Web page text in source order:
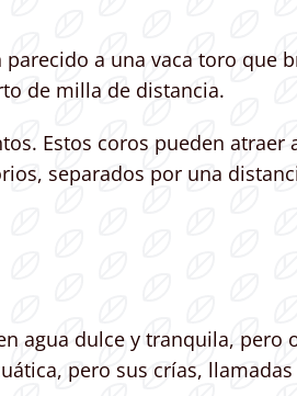
a una vaca toro que
de milla de distancia.
Estos coros pueden
separados por una
agua dulce y tranquila, pero
pero sus crías,